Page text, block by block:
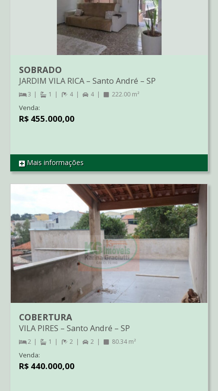
REF SO1349
SOBRADO
JARDIM VILA RICA – Santo André – SP
3 1 4 4 222.00 m²
Venda:
R$ 455.000,00
Mais informações
COBERTURA
VILA PIRES – Santo André – SP
2 1 2 2 80.34 m²
Venda:
R$ 440.000,00